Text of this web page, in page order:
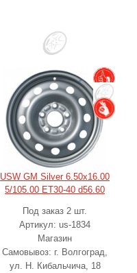
USW GM Silver 6.50x16.00
5/105.00 ET30-40 d56.60
Под заказ 2 шт.
Артикул: us-1834
Магазин
Самовывоз: г. Волгоград,
ул. Н. Кибальчича, 18